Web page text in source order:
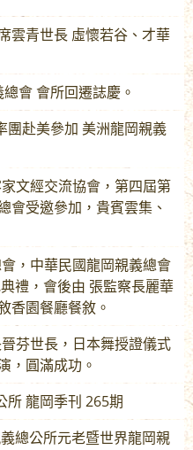
雲青世長 虛懷若谷、才華
會 會所回遷誌慶。
赴美參加 美洲龍岡親義
文經交流協會，第四屆第
會受邀參加，貴賓雲集、
，中華民國龍岡親義總會
禮，會後由 張監察長麗華
香園餐廳餐敘。
芬世長，日本舞授證儀式
，圓滿成功。
所 龍岡季刊 265期
總公所元老暨世界龍岡親